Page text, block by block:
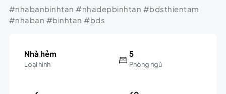
#nhabanbinhtan #nhadepbinhtan #bdsthientam
#nhaban #binhtan #bds
Nhà hẻm
Loại hình
5
Phòng ngủ